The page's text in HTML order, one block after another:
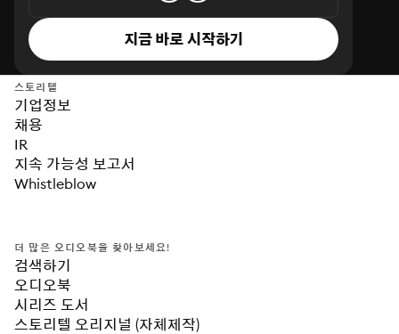
지금 바로 시작하기
스토리텔
기업정보
채용
IR
지속 가능성 보고서
Whistleblow
더 많은 오디오북을 찾아보세요!
검색하기
오디오북
시리즈 도서
스토리텔 오리지널 (자체제작)